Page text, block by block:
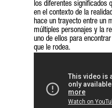
los diferentes significados
en el contexto de la
hace un trayecto entre un
múltiples personajes y la
uno de ellos para
que le rodea.